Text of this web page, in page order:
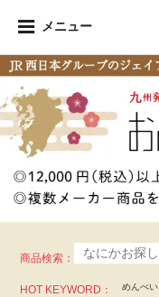
メニュー
商品検索：
HOT KEYWORD： めんべい